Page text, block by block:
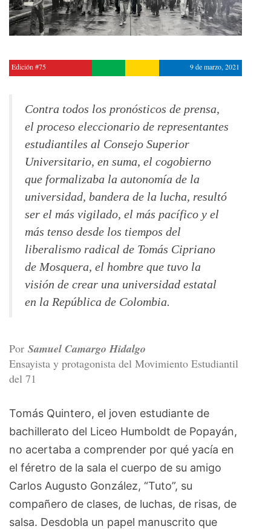
Edición #75 9 de marzo, 2021
Contra todos los pronósticos de prensa,
el proceso eleccionario de representantes
estudiantiles al Consejo Superior
Universitario, en suma, el cogobierno
que formalizaba la autonomía de la
universidad, bandera de la lucha, resultó
ser el más vigilado, el más pacífico y el
más tenso desde los tiempos del
liberalismo radical de Tomás Cipriano
de Mosquera, el hombre que tuvo la
visión de crear una universidad estatal
en la República de Colombia.
Por Samuel Camargo Hidalgo
Ensayista y protagonista del Movimiento Estudiantil
del 71
Tomás Quintero, el joven estudiante de
bachillerato del Liceo Humboldt de Popayán,
no acertaba a comprender por qué yacía en
el féretro de la sala el cuerpo de su amigo
Carlos Augusto González, “Tuto”, su
compañero de clases, de luchas, de risas, de
salsa. Desdobla un papel manuscrito que